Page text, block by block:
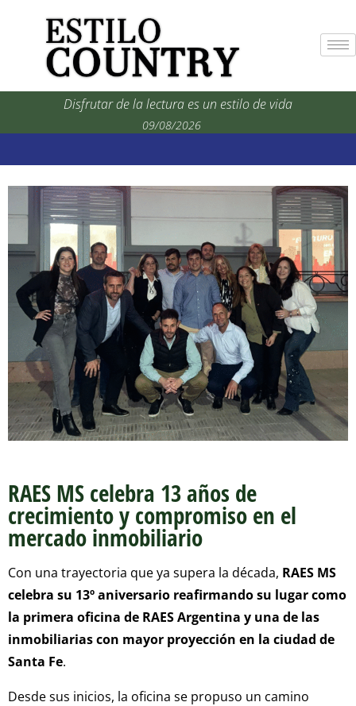
Disfrutar de la lectura es un estilo de vida
09/08/2026
RAES MS celebra 13 años de
crecimiento y compromiso en el
mercado inmobiliario
Con una trayectoria que ya supera la década, RAES MS
celebra su 13º aniversario reafirmando su lugar como
la primera oficina de RAES Argentina y una de las
inmobiliarias con mayor proyección en la ciudad de
Santa Fe.
Desde sus inicios, la oficina se propuso un camino